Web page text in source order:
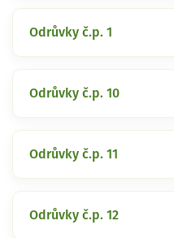
Odrůvky č.p. 1
Odrůvky č.p. 10
Odrůvky č.p. 11
Odrůvky č.p. 12